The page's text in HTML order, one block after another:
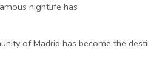
nightlife has
of Madrid has become the